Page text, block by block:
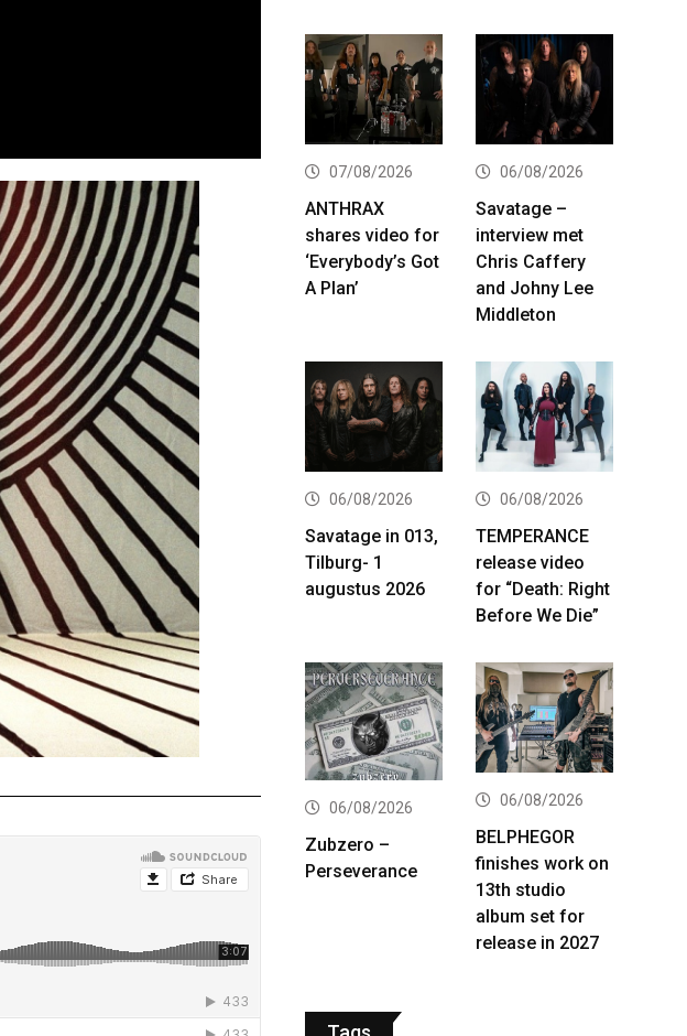
07/08/2026
ANTHRAX
shares video for
‘Everybody’s Got
A Plan’
06/08/2026
Savatage –
interview met
Chris Caffery
and Johny Lee
Middleton
06/08/2026
Savatage in 013,
Tilburg- 1
augustus 2026
06/08/2026
TEMPERANCE
release video
for “Death: Right
Before We Die”
06/08/2026
Zubzero –
Perseverance
06/08/2026
BELPHEGOR
finishes work on
13th studio
album set for
release in 2027